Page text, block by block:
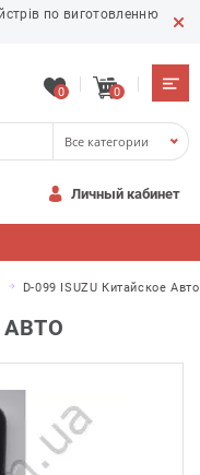
по виготовленню
0 0
Все категории
Личный кабинет
D-099 ISUZU Китайское Авто
АВТО